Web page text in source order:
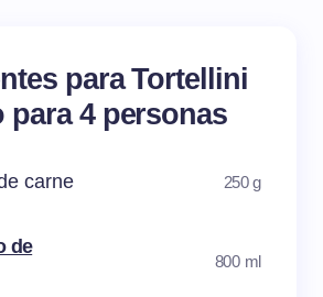
para Tortellini
para 4 personas
carne 250 g
de
800 ml